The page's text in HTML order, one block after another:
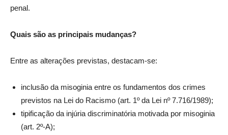
penal.
Quais são as principais mudanças?
Entre as alterações previstas, destacam-se:
inclusão da misoginia entre os fundamentos dos crimes
previstos na Lei do Racismo (art. 1º da Lei nº 7.716/1989);
tipificação da injúria discriminatória motivada por misoginia
(art. 2º-A);